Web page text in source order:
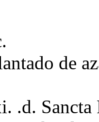
de
.d.